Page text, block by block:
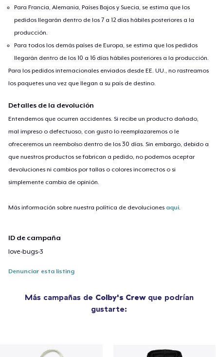
Para Francia, Alemania, Países Bajos y Suecia, se estima que los
pedidos llegarán dentro de los 7 a 12 días hábiles posteriores a la
producción.
Para todos los demás países de Europa, se estima que los pedidos
llegarán dentro de los 10 a 16 días hábiles posteriores a la producción.
Para los pedidos internacionales enviados desde EE. UU., no rastreamos
los paquetes una vez que llegan a su país de destino.
Detalles de la devolución
Entendemos que ocurren accidentes. Si recibe un producto dañado,
mal impreso o defectuoso, con gusto lo reemplazaremos o le
ofreceremos un reembolso dentro de los 30 días. Sin embargo, debido a
que nuestros productos se fabrican a pedido, no podemos aceptar
devoluciones ni cambios por tallas o colores incorrectos o si
simplemente cambia de opinión.
Más información sobre nuestra política de devoluciones aquí
ID de campaña
love-bugs-3
Denunciar esta listing
Más campañas de Colby's Crewque podrían
gustarte: